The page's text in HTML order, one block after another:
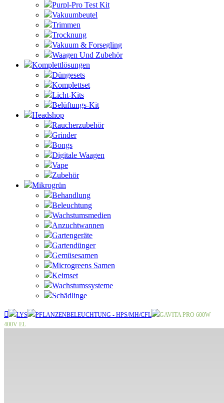
Purpl-Pro Test Kit
Vakuumbeutel
Trimmen
Trocknung
Vakuum & Forsegling
Waagen Und Zubehör
Komplettlösungen
Düngesets
Komplettset
Licht-Kits
Belüftungs-Kit
Headshop
Raucherzubehör
Grinder
Bongs
Digitale Waagen
Vape
Zubehör
Mikrogrün
Behandlung
Beleuchtung
Wachstumsmedien
Anzuchtwannen
Gartengeräte
Gartendünger
Gemüsesamen
Microgreens Samen
Keimset
Wachstumssysteme
Schädlinge
LYS PFLANZENBELEUCHTUNG - HPS/MH/CFL
GAVITA PRO 600W
400V EL